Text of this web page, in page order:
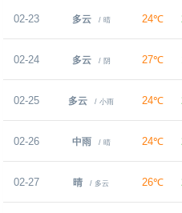
02-23 多云 / 晴 24℃
02-24 多云 / 阴 27℃
02-25 多云 / 小雨 24℃
02-26 中雨 / 晴 24℃
02-27 晴 / 多云 26℃